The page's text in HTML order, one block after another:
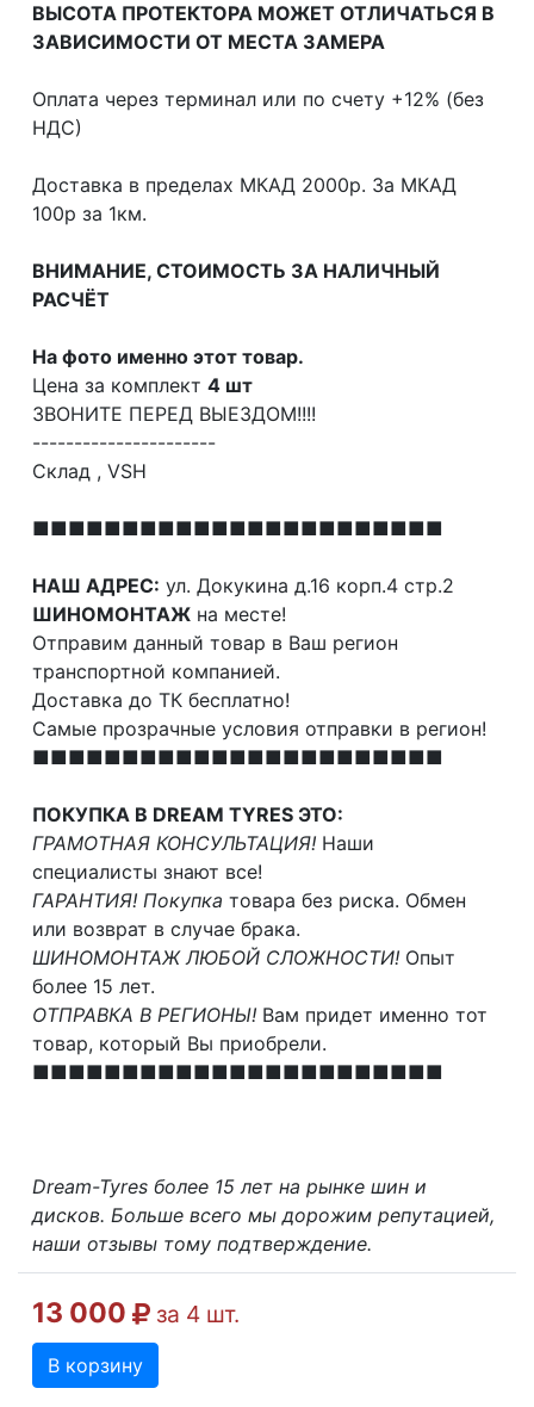
ВЫСОТА ПРОТЕКТОРА МОЖЕТ ОТЛИЧАТЬСЯ В
ЗАВИСИМОСТИ ОТ МЕСТА ЗАМЕРА
Оплата через терминал или по счету +12% (без
НДС)
Доставка в пределах МКАД 2000р. За МКАД
100р за 1км.
ВНИМАНИЕ, СТОИМОСТЬ ЗА НАЛИЧНЫЙ
РАСЧЁТ
На фото именно этот товар.
Цена за комплект 4 шт
ЗВОНИТЕ ПЕРЕД ВЫЕЗДОМ!!!!
----------------------
Склад , VSH
■■■■■■■■■■■■■■■■■■■■■■■
НАШ АДРЕС: ул. Докукина д.16 корп.4 стр.2
ШИНОМОНТАЖ на месте!
Отправим данный товар в Ваш регион
транспортной компанией.
Доставка до ТК бесплатно!
Самые прозрачные условия отправки в регион!
■■■■■■■■■■■■■■■■■■■■■■■
ПОКУПКА В DREAM TYRES ЭТО:
ГРАМОТНАЯ КОНСУЛЬТАЦИЯ! Наши
специалисты знают все!
ГАРАНТИЯ! Покупка товара без риска. Обмен
или возврат в случае брака.
ШИНОМОНТАЖ ЛЮБОЙ СЛОЖНОСТИ! Опыт
более 15 лет.
ОТПРАВКА В РЕГИОНЫ! Вам придет именно тот
товар, который Вы приобрели.
■■■■■■■■■■■■■■■■■■■■■■■
Dream-Tyres более 15 лет на рынке шин и
дисков. Больше всего мы дорожим репутацией,
наши отзывы тому подтверждение.
13 000 за 4 шт.
В корзину